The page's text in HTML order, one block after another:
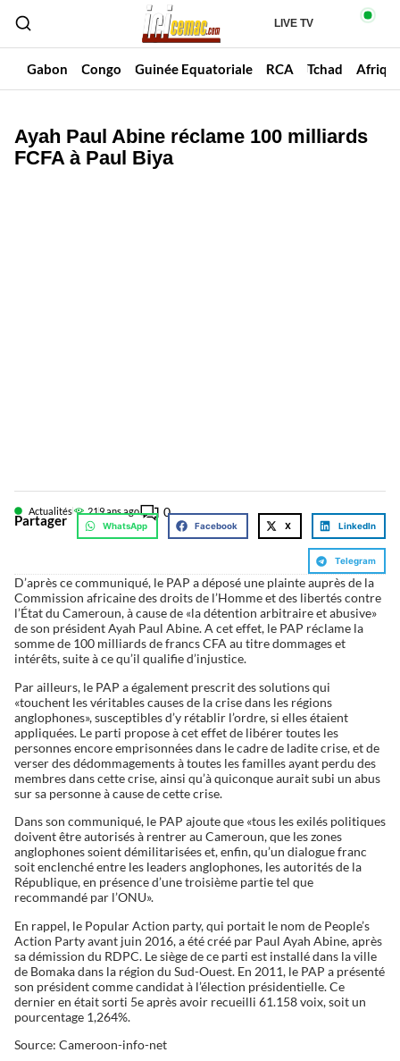
LIVE TV
Gabon Congo Guinée Equatoriale RCA Tchad
Ayah Paul Abine réclame 100 milliards
FCFA à Paul Biya
Actualités 219 ans ago 0
Partager WhatsApp Facebook X LinkedIn
Telegram
D’après ce communiqué, le PAP a déposé une plainte auprès de la
Commission africaine des droits de l’Homme et des libertés contre
l’État du Cameroun, à cause de «la détention arbitraire et abusive»
de son président Ayah Paul Abine. A cet effet, le PAP réclame la
somme de 100 milliards de francs CFA au titre dommages et
intérêts, suite à ce qu’il qualifie d’injustice.
Par ailleurs, le PAP a également prescrit des solutions qui
«touchent les véritables causes de la crise dans les régions
anglophones», susceptibles d’y rétablir l’ordre, si elles étaient
appliquées. Le parti propose à cet effet de libérer toutes les
personnes encore emprisonnées dans le cadre de ladite crise, et de
verser des dédommagements à toutes les familles ayant perdu des
membres dans cette crise, ainsi qu’à quiconque aurait subi un abus
sur sa personne à cause de cette crise.
Dans son communiqué, le PAP ajoute que «tous les exilés politiques
doivent être autorisés à rentrer au Cameroun, que les zones
anglophones soient démilitarisées et, enfin, qu’un dialogue franc
soit enclenché entre les leaders anglophones, les autorités de la
République, en présence d’une troisième partie tel que
recommandé par l’ONU».
En rappel, le Popular Action party, qui portait le nom de People’s
Action Party avant juin 2016, a été créé par Paul Ayah Abine, après
sa démission du RDPC. Le siège de ce parti est installé dans la ville
de Bomaka dans la région du Sud-Ouest. En 2011, le PAP a présenté
son président comme candidat à l’élection présidentielle. Ce
dernier en était sorti 5e après avoir recueilli 61.158 voix, soit un
pourcentage 1,264%.
Source: Cameroon-info-net